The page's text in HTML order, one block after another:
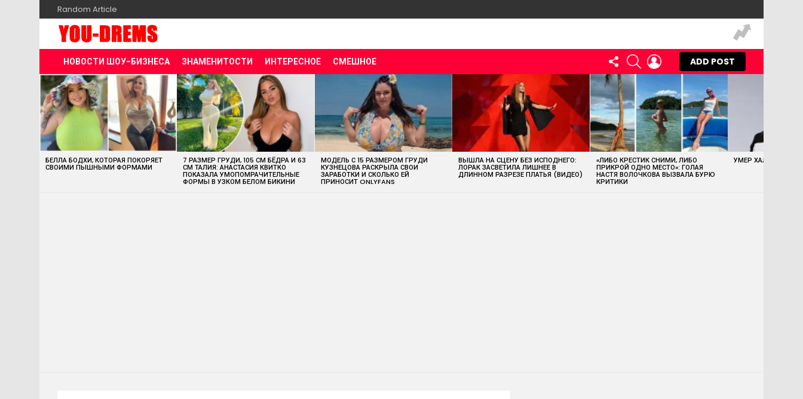
Random Article
НОВОСТИ ШОУ-БИЗНЕСА ЗНАМЕНИТОСТИ ИНТЕРЕСНОЕ СМЕШНОЕ
FOLLOW
US
SEARCHLOGIN
ADD POST
MOST
VIEWED
STORIES
БЕЛЛА БОДХИ, КОТОРАЯ ПОКОРЯЕТ
СВОИМИ ПЫШНЫМИ ФОРМАМИ
7 РАЗМЕР ГРУДИ, 105 СМ БЁДРА И 63
СМ ТАЛИЯ: АНАСТАСИЯ КВИТКО
ПОКАЗАЛА УМОПОМРАЧИТЕЛЬНЫЕ
ФОРМЫ В УЗКОМ БЕЛОМ БИКИНИ
МОДЕЛЬ С 15 РАЗМЕРОМ ГРУДИ
КУЗНЕЦОВА РАСКРЫЛА СВОИ
ЗАРАБОТКИ И СКОЛЬКО ЕЙ
ПРИНОСИТ ONLYFANS
ВЫШЛА НА СЦЕНУ БЕЗ ИСПОДНЕГО:
ЛОРАК ЗАСВЕТИЛА ЛИШНЕЕ В
ДЛИННОМ РАЗРЕЗЕ ПЛАТЬЯ (ВИДЕО)
«ЛИБО КРЕСТИК СНИМИ, ЛИБО
ПРИКРОЙ ОДНО МЕСТО»: ГОЛАЯ
НАСТЯ ВОЛОЧКОВА ВЫЗВАЛА БУРЮ
КРИТИКИ
УМЕР ХАЛК ХОГАН